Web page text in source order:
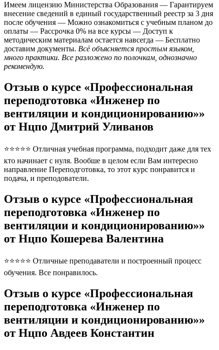
Имеем лицензию Министерства Образования — Гарантируем
внесение сведений в единый государственный реестр за 3 дня
после обучения — Можно ознакомиться с учебным планом до
оплаты — Рассрочка 0% на все курсы — Доступ к
методическим материалам остается навсегда — Бесплатно
доставим документы. Всё объясняется простым языком,
много практики. Все разложено по полочкам, однозначно
рекомендую.
Отзыв о курсе «Профессиональная
переподготовка «Инженер по
вентиляции и кондиционированию»»
от Нцпо Дмитрий Уливанов
⭐⭐⭐⭐⭐ Отличная учебная программа, подходит даже для тех
кто начинает с нуля. Вообше в целом если Вам интересно
направление Переподготовка, то этот курс понравится и
подача, и преподователи.
Отзыв о курсе «Профессиональная
переподготовка «Инженер по
вентиляции и кондиционированию»»
от Нцпо Кошерева Валентина
⭐⭐⭐⭐⭐ Отличные преподаватели и построенный процесс
обучения. Все понравилось.
Отзыв о курсе «Профессиональная
переподготовка «Инженер по
вентиляции и кондиционированию»»
от Нцпо Авдеев Константин